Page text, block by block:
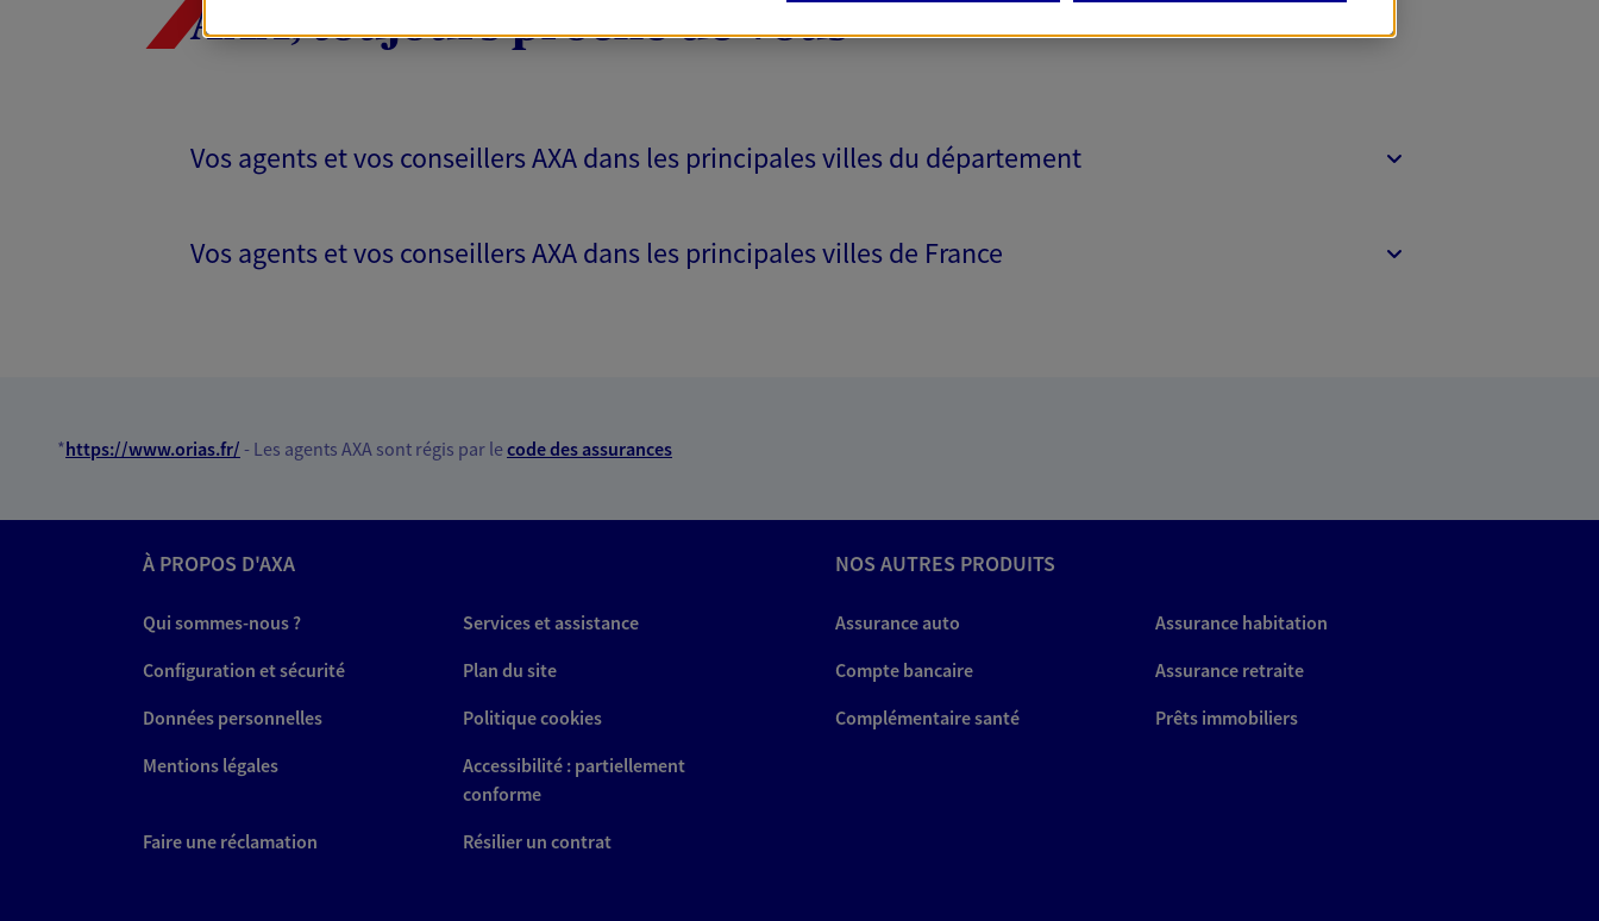
AXA, toujours proche de vous
Vos agents et vos conseillers AXA dans les principales villes du département
Vos agents et vos conseillers AXA dans les principales villes de France
*https://www.orias.fr/ - Les agents AXA sont régis par lecode des assurances
À PROPOS D'AXA
Qui sommes-nous ?
Services et assistance
Configuration et sécurité
Plan du site
Données personnelles
Politique cookies
Mentions légales
Accessibilité : partiellement
conforme
Faire une réclamation
Résilier un contrat
NOS AUTRES PRODUITS
Assurance auto
Assurance habitation
Compte bancaire
Assurance retraite
Complémentaire santé
Prêts immobiliers